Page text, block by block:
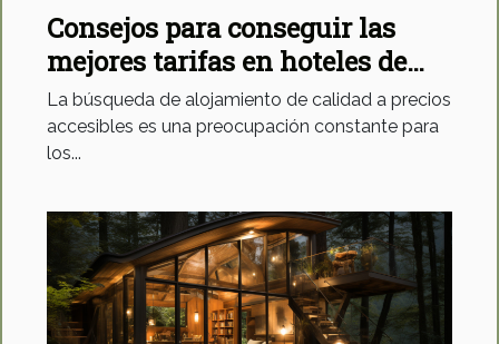
Consejos para conseguir las
mejores tarifas en hoteles de
tres estrellas
La búsqueda de alojamiento de calidad a precios
accesibles es una preocupación constante para
los...